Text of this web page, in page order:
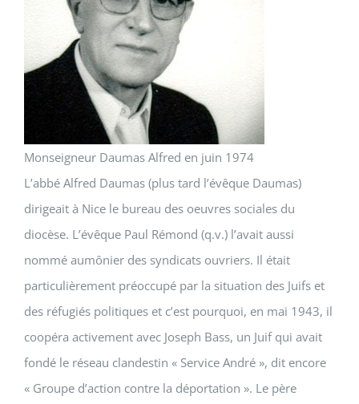
Monseigneur Daumas Alfred en juin 1974
L’abbé Alfred Daumas (plus tard l’évêque Daumas)
dirigeait à Nice le bureau des oeuvres sociales du
diocèse. L’évêque Paul Rémond (q.v.) l’avait aussi
nommé aumônier des syndicats ouvriers. Il était
particulièrement préoccupé par la situation des Juifs et
des réfugiés politiques et c’est pourquoi, en mai 1943, il
coopéra activement avec Joseph Bass, un Juif qui avait
fondé le réseau clandestin « Service André », dit encore
« Groupe d’action contre la déportation ». Le père